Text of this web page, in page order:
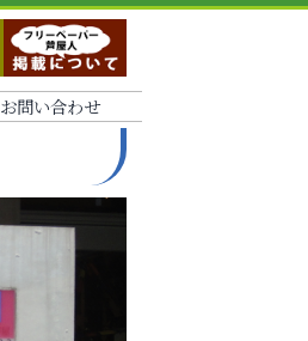
お問い合わせ